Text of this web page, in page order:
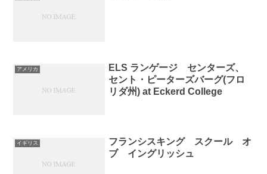
アメリカ
ELS ランゲージ センターズ、
セント・ピーターズバーグ(フロ
リダ州) at Eckerd College
イギリス
フランシスキング スクール オ
ブ イングリッシュ